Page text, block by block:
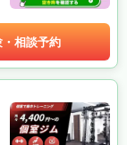
・相談予約